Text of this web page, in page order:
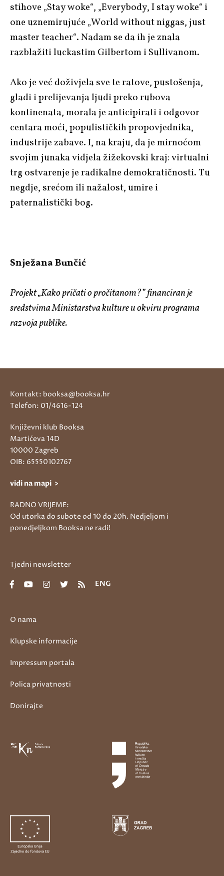
stihove „Stay woke“, „Everybody, I stay woke“ i
one uznemirujuće „World without niggas, just
master teacher“. Nadam se da ih je znala
razblažiti luckastim Gilbertom i Sullivanom.
Ako je već doživjela sve te ratove, pustošenja,
gladi i prelijevanja ljudi preko rubova
kontinenata, morala je anticipirati i odgovor
centara moći, populističkih propovjednika,
industrije zabave. I, na kraju, da je mirnoćom
svojim junaka vidjela žižekovski kraj: virtualni
trg ostvarenje je radikalne demokratičnosti. Tu
negdje, srećom ili nažalost, umire i
paternalistički bog.
Snježana Bunčić
Projekt „Kako pričati o pročitanom?” financiran je
sredstvima Ministarstva kulture u okviru programa
razvoja publike.
O nama
Klupske informacije
Impressum portala
Polica privatnosti
Donirajte
Kontakt: booksa@booksa.hr
Telefon: 01/4616-124
Književni klub Booksa
Martićeva 14D
10000 Zagreb
OIB: 65550102767
vidi na mapi >
RADNO VRIJEME:
Od utorka do subote od 10 do 20h. Nedjeljom i
ponedjeljkom Booksa ne radi!
Tjedni newsletter
ENG